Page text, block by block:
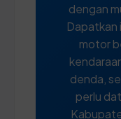
dengan
Dapatkan
motor
denda,
perlu